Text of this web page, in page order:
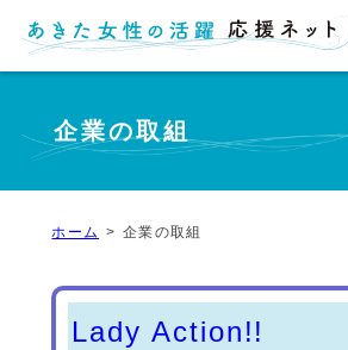
企業の取組
ホーム 企業の取組
Lady Action!!